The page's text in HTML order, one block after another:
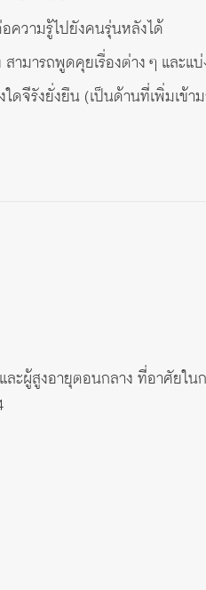
ความรู้ไปยังคนรุ่นหลังได้
ามารถพูดคุยเรื่องต่าง ๆ และแ
ดจีรังยั่งยืน (เป็นด้านที่เพิ่มเข้า
ผู้สูงอายุตอนกลาง ที่อาศัยใน